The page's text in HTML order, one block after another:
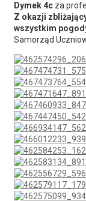
Dymek 4c za
Z okazji
wszystkim
Samorząd